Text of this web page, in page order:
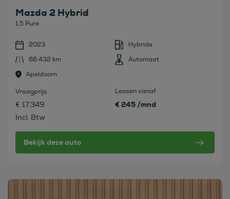
Mazda 2 Hybrid
1.5 Pure
2023
Hybride
66.432 km
Automaat
Apeldoorn
Vraagprijs
€ 17.349
Incl. Btw
Leasen vanaf
€ 245 /mnd
Bekijk deze auto
Bekijk deze auto